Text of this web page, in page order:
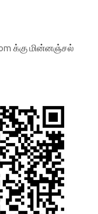
க்கு மின்னஞ்சல்